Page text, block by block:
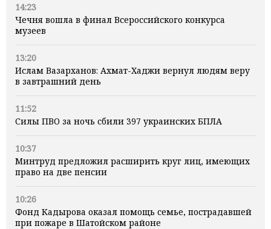
14:23
Чечня вошла в финал Всероссийского конкурса
музеев
13:20
Ислам Вазарханов: Ахмат-Хаджи вернул людям веру
в завтрашний день
11:52
Силы ПВО за ночь сбили 397 украинских БПЛА
10:37
Минтруд предложил расширить круг лиц, имеющих
право на две пенсии
10:26
Фонд Кадырова оказал помощь семье, пострадавшей
при пожаре в Шатойском районе